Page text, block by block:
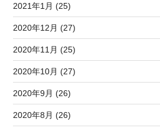
2021年1月 (25)
2020年12月 (27)
2020年11月 (25)
2020年10月 (27)
2020年9月 (26)
2020年8月 (26)